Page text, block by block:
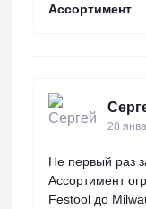
Ассортимент
28
Не первый раз
Ассортимент
Festool до